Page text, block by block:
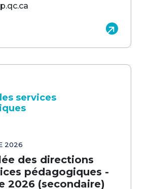
services
2026
des directions
pédagogiques -
2026 (secondaire)